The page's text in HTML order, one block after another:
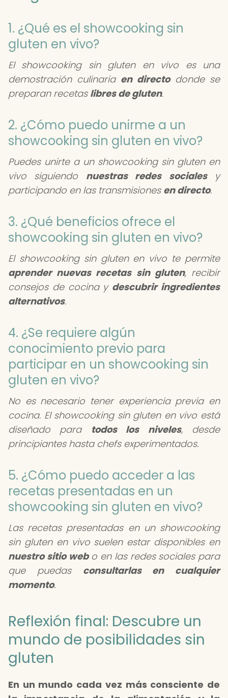
1. ¿Qué es el showcooking sin
gluten en vivo?
El showcooking sin gluten en vivo es una
demostración culinaria en directodonde se
preparan recetas libres de gluten.
2. ¿Cómo puedo unirme a un
showcooking sin gluten en vivo?
Puedes unirte a un showcooking sin gluten en
vivo siguiendo nuestras redes socialesy
participando en las transmisiones en directo.
3. ¿Qué beneficios ofrece el
showcooking sin gluten en vivo?
El showcooking sin gluten en vivo te permite
aprender nuevas recetas sin gluten, recibir
consejos de cocina y descubrir ingredientes
alternativos.
4. ¿Se requiere algún
conocimiento previo para
participar en un showcooking sin
gluten en vivo?
No es necesario tener experiencia previa en
cocina. El showcooking sin gluten en vivo está
diseñado para todos los niveles, desde
principiantes hasta chefs experimentados.
5. ¿Cómo puedo acceder a las
recetas presentadas en un
showcooking sin gluten en vivo?
Las recetas presentadas en un showcooking
sin gluten en vivo suelen estar disponibles en
nuestro sitio webo en las redes sociales para
que puedas consultarlas en cualquier
momento.
Reflexión final: Descubre un
mundo de posibilidades sin
gluten
En un mundo cada vez más consciente de